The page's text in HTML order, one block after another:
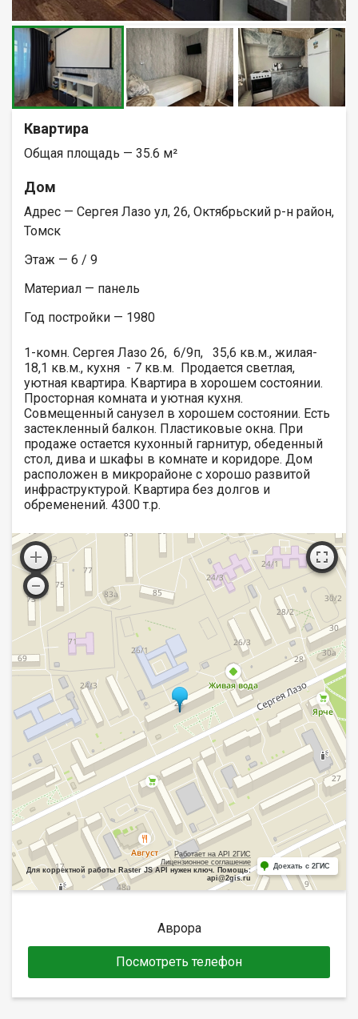
Квартира
Общая площадь — 35.6 м²
Дом
Адрес — Сергея Лазо ул, 26, Октябрьский р-н район,
Томск
Этаж — 6 / 9
Материал — панель
Год постройки — 1980
1-комн. Сергея Лазо 26, 6/9п, 35,6 кв.м., жилая-
18,1 кв.м., кухня - 7 кв.м. Продается светлая,
уютная квартира. Квартира в хорошем состоянии.
Просторная комната и уютная кухня.
Совмещенный санузел в хорошем состоянии. Есть
застекленный балкон. Пластиковые окна. При
продаже остается кухонный гарнитур, обеденный
стол, дива и шкафы в комнате и коридоре. Дом
расположен в микрорайоне с хорошо развитой
инфраструктурой. Квартира без долгов и
обременений. 4300 т.р.
Работает на API 2ГИС
Лицензионное соглашение
Для корректной работы Raster JS API нужен ключ. Помощь:
api@2gis.ru
Доехать с 2ГИС
Аврора
Посмотреть телефон